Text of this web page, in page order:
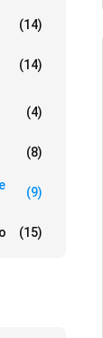
(14)
(14)
(4)
(8)
(9)
(15)